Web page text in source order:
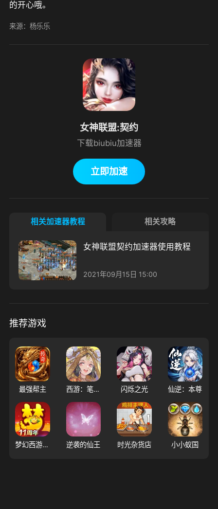
的开心哦。
来源：杨乐乐
女神联盟:契约
下载biubiu加速器
立即加速
相关加速器教程 相关攻略
女神联盟契约加速器使用教程
2021年09月15日 15:00
推荐游戏
最强帮主 西游：笔绘西行 闪烁之光 仙逆：本尊
梦幻西游（大陆服） 逆袭的仙王 时光杂货店 小小蚁国